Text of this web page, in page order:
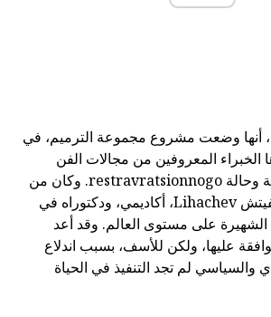
1991 سنة، أنها وضعت مشروع مجموعة الترميم، في
الخبراء المعروفين من مجالات الفن
وحديقة وإدارة الحديقة وحالة restravratsionnogo. وكان من
بينهم ديمتري سيرجيفيتش Lihachev، أكاديمي، ودكتوراه في
الشهيرة على مستوى العالم. وقد أعد
عليها، ولكن للأسف، بسبب اندلاع
والسياسي لم تجد التنفيذ في الحياة